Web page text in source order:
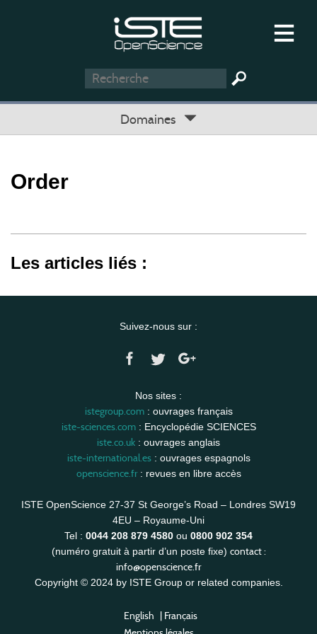
Domaines
Order
Les articles liés :
Suivez-nous sur :
Nos sites :
istegroup.com: ouvrages français
iste-sciences.com: Encyclopédie SCIENCES
iste.co.uk : ouvrages anglais
iste-international.es: ouvrages espagnols
openscience.fr: revues en libre accès
ISTE OpenScience 27-37 St George’s Road – Londres SW19
4EU – Royaume-Uni
Tel : 0044 208 879 4580 ou 0800 902 354
(numéro gratuit à partir d’un poste fixe) contact :
info@openscience.fr
Copyright © 2024 by ISTE Group or related companies.
English | Français